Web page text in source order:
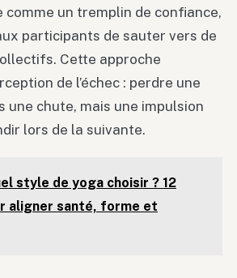
comme un tremplin de confiance,
participants de sauter vers de
Cette approche
de l’échec : perdre une
une chute, mais une impulsion
lors de la suivante.
style de yoga choisir ? 12
aligner santé, forme et